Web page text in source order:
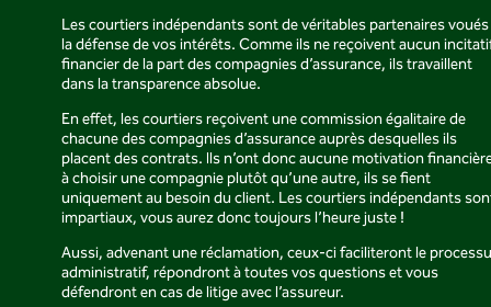
Les courtiers indépendants sont de véritables partenaires voués
la défense de vos intérêts. Comme ils ne reçoivent aucun
financier de la part des compagnies d’assurance, ils travaillent
dans la transparence absolue.
En effet, les courtiers reçoivent une commission égalitaire de
chacune des compagnies d’assurance auprès desquelles ils
placent des contrats. Ils n’ont donc aucune motivation
à choisir une compagnie plutôt qu’une autre, ils se fient
uniquement au besoin du client. Les courtiers indépendants
impartiaux, vous aurez donc toujours l’heure juste !
Aussi, advenant une réclamation, ceux-ci faciliteront le
administratif, répondront à toutes vos questions et vous
défendront en cas de litige avec l’assureur.